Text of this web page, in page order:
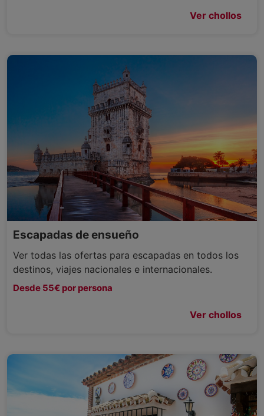
Ver chollos
Escapadas de ensueño
Ver todas las ofertas para escapadas en todos los
destinos, viajes nacionales e internacionales.
Desde 55€ por persona
Ver chollos